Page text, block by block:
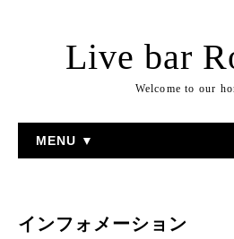
Live bar
Welcome to our
MENU ▼
インフォメーション